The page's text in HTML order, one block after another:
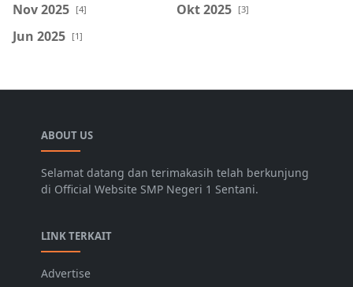
Nov 2025 [4] Okt 2025 [3]
Jun 2025 [1]
ABOUT US
Selamat datang dan terimakasih telah berkunjung
di Official Website SMP Negeri 1 Sentani.
LINK TERKAIT
Advertise